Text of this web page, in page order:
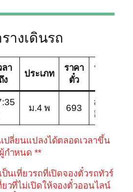
างเดินรถ
ลา
ง
ประเภท
ราคา
ตั๋ว
บริษัท
ม.4 พ 693
สวัสดี
อีสาน
ปลี่ยนแปลงได้ตลอดเวลาขึ้น
กำหนด **
ป็นเที่ยวรถที่เปิดจองตั๋วรถทัวร์
วที่ไม่เปิดให้จองตั๋วออนไลน์